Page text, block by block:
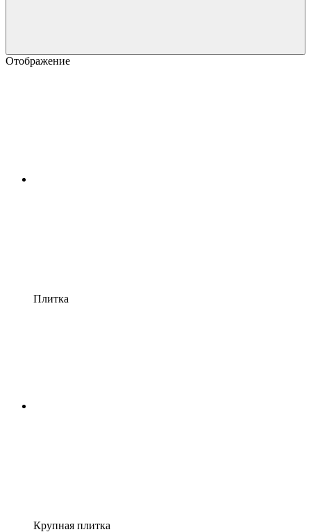
Отображение
Плитка
Крупная плитка